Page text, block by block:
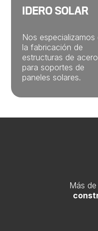
IDERO SOLAR
Nos especializamos
la fabricación de
estructuras de acero
para soportes de
paneles solares.
Más